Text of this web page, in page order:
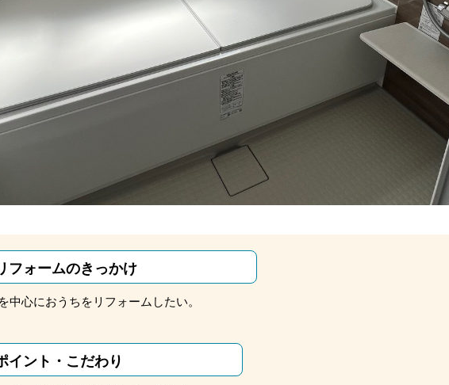
フォームのきっかけ
中心におうちをリフォームしたい。
イント・こだわり